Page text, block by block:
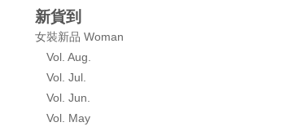
新貨到
女裝新品 Woman
Vol. Aug.
Vol. Jul.
Vol. Jun.
Vol. May